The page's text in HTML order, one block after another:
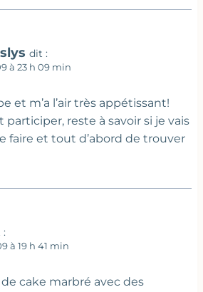
dit :
à 23 h 09 min
et m’a l’air très appétissant!
participer, reste à savoir si je vais
faire et tout d’abord de trouver
à 19 h 41 min
cake marbré avec des